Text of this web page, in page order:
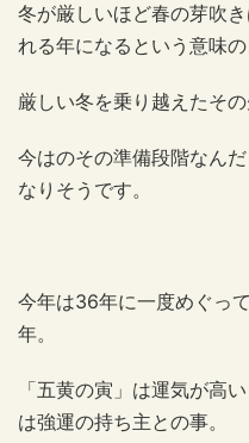
冬が厳しいほど春の芽吹
れる年になるという意味の
厳しい冬を乗り越えたそ
今はのその準備段階なん
なりそうです。
今年は36年に一度めぐっ
年。
「五黄の寅」は運気が高
は強運の持ち主との事。